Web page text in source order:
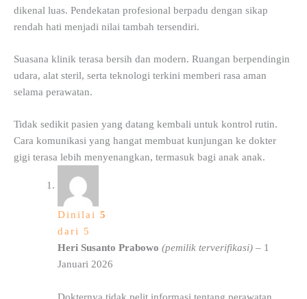
dikenal luas. Pendekatan profesional berpadu dengan sikap
rendah hati menjadi nilai tambah tersendiri.
Suasana klinik terasa bersih dan modern. Ruangan berpendingin
udara, alat steril, serta teknologi terkini memberi rasa aman
selama perawatan.
Tidak sedikit pasien yang datang kembali untuk kontrol rutin.
Cara komunikasi yang hangat membuat kunjungan ke dokter
gigi terasa lebih menyenangkan, termasuk bagi anak anak.
Dinilai 5
dari 5
Heri Susanto Prabowo (pemilik terverifikasi) – 1
Januari 2026
Dokternya tidak pelit informasi tentang perawatan